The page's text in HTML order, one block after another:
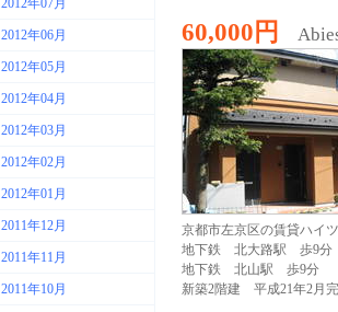
60,000円
京都市左京区の賃貸ハイツ
地下鉄 北大路駅 歩9分
地下鉄 北山駅 歩9分
新築2階建 平成21年2月
2012年07月
2012年06月
2012年05月
2012年04月
2012年03月
2012年02月
2012年01月
2011年12月
2011年11月
2011年10月